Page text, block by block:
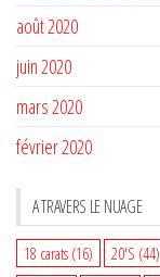
août 2020
juin 2020
mars 2020
février 2020
A TRAVERS LE NUAGE
18 carats (16) 20'S (44)